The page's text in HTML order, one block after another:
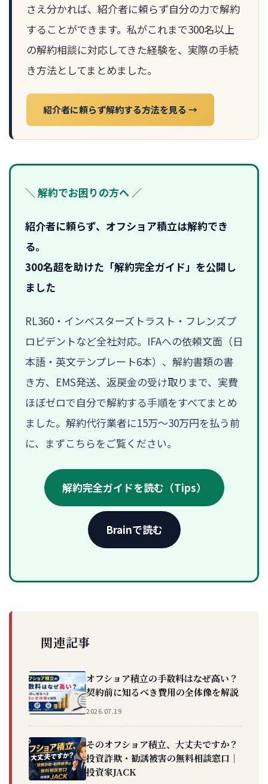
さえ分かれば、紹介者に頼らず自分の力で解約
することができます。私がこれまで300名以上
の解約相談に対応してきた経験を、実際の手続
き方法としてまとめました。
紹介者に頼らず解約する方法を見る →
＼ 解約でお困りの方へ ／
紹介者に頼らず、オフショア積立は解約でき
る。
300名超を助けた「解約完全ガイド」を公開し
ました
RL360・インベスターズトラスト・フレンズプ
ロビデントなど全社対応。IFAへの依頼文面（日
本語・英文テンプレート6本）、解約書類の書
き方、EMS発送、返戻金の受け取りまで、実費
ほぼゼロで自分で解約する手順をすべてまとめ
ました。解約代行業者に15万〜30万円を払う前
に、まずこちらをご覧ください。
解約完全ガイドを読む（Tips）
Brainで読む
関連記事
オフショア積立の手数料はなぜ高い？
契約前に知るべき費用の全体像を解説
2026.07.19
そのオフショア積立、大丈夫ですか？
投資詐欺・勧誘被害の無料相談窓口｜
投資家JACK